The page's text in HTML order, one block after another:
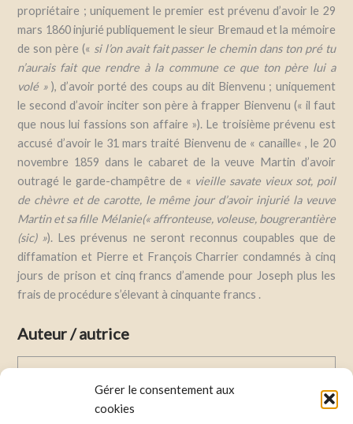
Gérer le consentement aux
cookies
propriétaire ; uniquement le premier est prévenu d’avoir le 29
mars 1860 injurié publiquement le sieur Bremaud et la mémoire
de son père(« si l’on avait fait passer le chemin dans ton pré tu
n’aurais fait que rendre à la commune ce que ton père lui a
volé »), d’avoir porté des coups au dit Bienvenu ; uniquement
le second d’avoir inciter son père à frapper Bienvenu (« il faut
que nous lui fassions son affaire »). Le troisième prévenu est
accusé d’avoir le 31 mars traité Bienvenu de « canaille« , le 20
novembre 1859 dans le cabaret de la veuve Martin d’avoir
outragé le garde-champêtre de « vieille savate vieux sot, poil
de chèvre et de carotte, le même jour d’avoir injurié la veuve
Martin et sa fille Mélanie(« affronteuse, voleuse, bougrerantière
(sic) »). Les prévenus ne seront reconnus coupables que de
diffamation et Pierre et François Charrier condamnés à cinq
jours de prison et cinq francs d’amende pour Joseph plus les
frais de procédure s’élevant à cinquante francs .
Auteur / autrice